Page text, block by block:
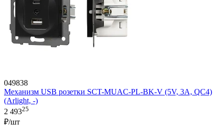
049838
Механизм USB розетки SCT-MUAC-PL-BK-V (5V, 3A, QC4)
(Arlight, -)
2 49325
₽/шт